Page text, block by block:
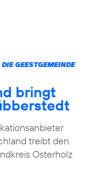
GEESTGEMEINDE
bringt
treibt den
Osterholz